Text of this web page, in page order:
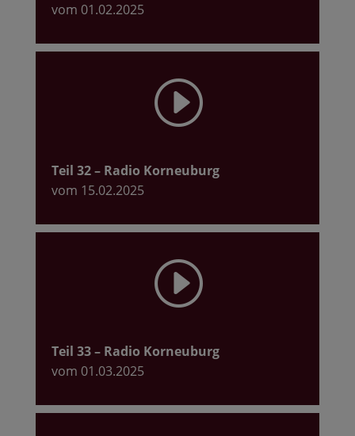
vom 01.02.2025
I
Teil 32– Radio Korneuburg
vom 15.02.2025
I
Teil 33– Radio Korneuburg
vom 01.03.2025